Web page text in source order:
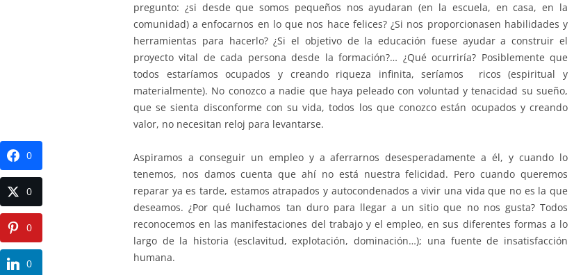
pregunto: ¿si desde que somos pequeños nos ayudaran (en la escuela, en casa, en la
comunidad) a enfocarnos en lo que nos hace felices? ¿Si nos proporcionasen habilidades y
herramientas para hacerlo? ¿Si el objetivo de la educación fuese ayudar a construir el
proyecto vital de cada persona desde la formación?… ¿Qué ocurriría? Posiblemente que
todos estaríamos ocupados y creando riqueza infinita, seríamos ricos (espiritual y
materialmente). No conozco a nadie que haya peleado con voluntad y tenacidad su sueño,
que se sienta disconforme con su vida, todos los que conozco están ocupados y creando
valor, no necesitan reloj para levantarse.
Aspiramos a conseguir un empleo y a aferrarnos desesperadamente a él, y cuando lo
tenemos, nos damos cuenta que ahí no está nuestra felicidad. Pero cuando queremos
reparar ya es tarde, estamos atrapados y autocondenados a vivir una vida que no es la que
deseamos. ¿Por qué luchamos tan duro para llegar a un sitio que no nos gusta? Todos
reconocemos en las manifestaciones del trabajo y el empleo, en sus diferentes formas a lo
largo de la historia (esclavitud, explotación, dominación…); una fuente de insatisfacción
humana.
0
0
0
0